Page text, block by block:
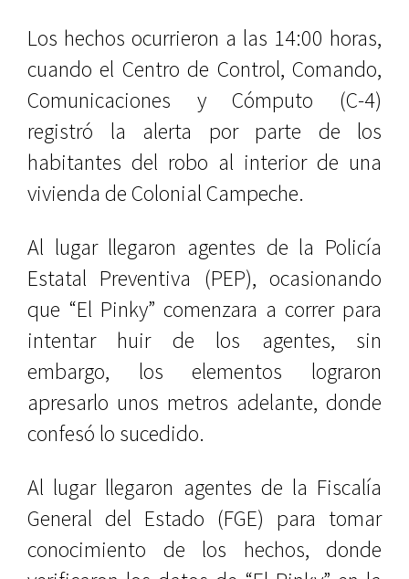
Los hechos ocurrieron a las 14:00 horas,
cuando el Centro de Control, Comando,
Comunicaciones y Cómputo (C-4)
registró la alerta por parte de los
habitantes del robo al interior de una
vivienda de Colonial Campeche.
Al lugar llegaron agentes de la Policía
Estatal Preventiva (PEP), ocasionando
que “El Pinky” comenzara a correr para
intentar huir de los agentes, sin
embargo, los elementos lograron
apresarlo unos metros adelante, donde
confesó lo sucedido.
Al lugar llegaron agentes de la Fiscalía
General del Estado (FGE) para tomar
conocimiento de los hechos, donde